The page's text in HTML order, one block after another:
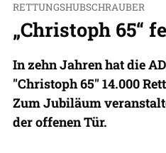
RETTUNGSHUBSCHRAUBER
„Christoph 65“
In zehn Jahren hat die
"Christoph 65" 14.000
Zum Jubiläum
der offenen Tür.